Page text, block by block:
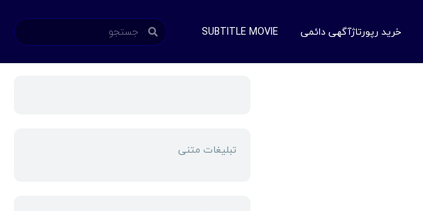
خرید رپورتاژآگهی دائمی SUBTITLE MOVIE
تبلیغات متنی